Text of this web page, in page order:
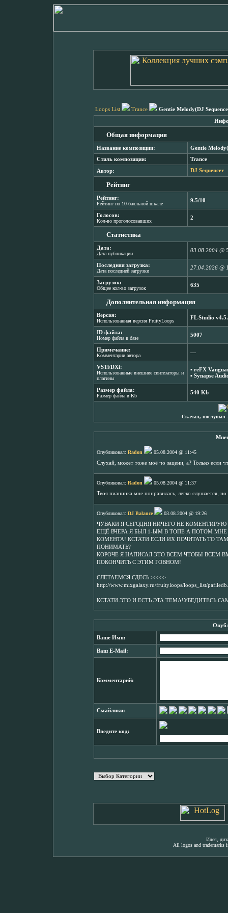
Loops List Trance Gentie Melody(DJ
Общая информация
Название композиции: Gentie
Стиль композиции: Trance
Автор: DJ Sequencer
Рейтинг
Рейтинг:
Рейтинг по 10-балльной шкале
9.5/10
Голосов:
Кол-во проголосовавших
2
Статистика
Дата:
Дата публикации
03.08.2004 @
Последняя загрузка:
Дата последней загрузки
27.04.2026 @
Загрузок:
Общее кол-во загрузок
635
Дополнительная информация
Версия:
Использованная версия FruityLoops
FL Studio
ID файла:
Номер файла в базе
5007
Примечание:
Комментарии автора
―
VSTi/DXi:
Использованные внешние синтезаторы и
плагины
▪ reFX
▪ Synapse
Размер файла:
Размер файла в Kb
540 Kb
Скачал, послушал
Опубликовал: Radon
05.08.2004 @ 11:45
Слухай, может тоже моё чо зацени, а? Только если
Опубликовал: Radon
05.08.2004 @ 11:37
Твоя пианинка мне понравилась, легко слушается,
Опубликовал: DJ Balance
03.08.2004 @ 19:26
ЧУВАКИ Я СЕГОДНЯ НИЧЕГО НЕ
ЕЩЁ ВЧЕРА Я БЫЛ 1-ЫМ В ТОПЕ А ПОТОМ
КОМЕНТА! КСТАТИ ЕСЛИ ИХ ПОЧИТАТЬ ТО
ПОНИМАТЬ?
КОРОЧЕ Я НАПИСАЛ ЭТО ВСЕМ ЧТОБЫ ВСЕМ
ПОКОНЧИТЬ С ЭТИМ ГОВНОМ!
СЛЕТАЕМСЯ СДЕСЬ >>>>>
http://www.mixgalaxy.ru/fruityloops/loops_list/
КСТАТИ ЭТО И ЕСТЬ ЭТА ТЕМА!УБЕДИТЕСЬ
Ваше Имя:
Ваш E-Mail:
Комментарий:
Смайлики:
Введите код:
Идея,
All logos and trademarks